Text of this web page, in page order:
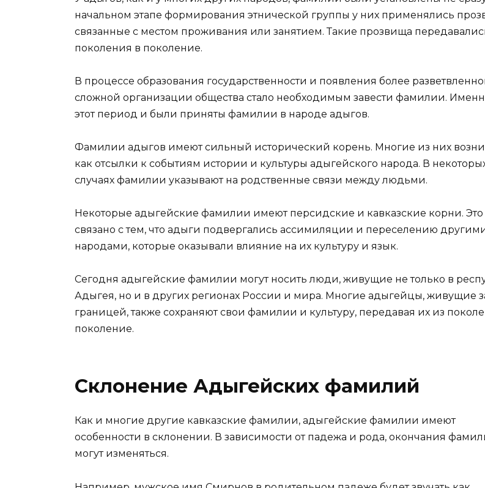
начальном этапе формирования этнической группы у них применялись
связанные с местом проживания или занятием. Такие прозвища
поколения в поколение.
В процессе образования государственности и появления более
сложной организации общества стало необходимым завести фамилии.
этот период и были приняты фамилии в народе адыгов.
Фамилии адыгов имеют сильный исторический корень. Многие из них
как отсылки к событиям истории и культуры адыгейского народа. В
случаях фамилии указывают на родственные связи между людьми.
Некоторые адыгейские фамилии имеют персидские и кавказские корни. Это
связано с тем, что адыги подвергались ассимиляции и переселению
народами, которые оказывали влияние на их культуру и язык.
Сегодня адыгейские фамилии могут носить люди, живущие не только в
Адыгея, но и в других регионах России и мира. Многие адыгейцы, живущие
границей, также сохраняют свои фамилии и культуру, передавая их из
поколение.
Склонение Адыгейских фамилий
Как и многие другие кавказские фамилии, адыгейские фамилии имеют
особенности в склонении. В зависимости от падежа и рода, окончания
могут изменяться.